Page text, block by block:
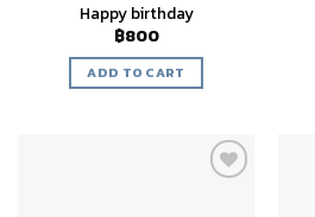
Happy birthday
฿800
ADD TO CART